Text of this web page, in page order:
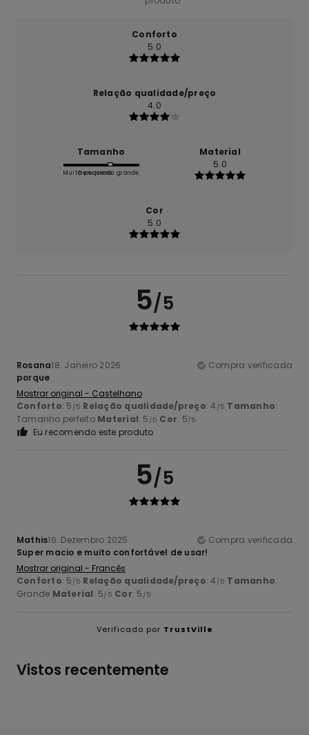
Conforto
5.0
Relação qualidade/preço
4.0
Tamanho
Muito pequeno
Demasiado grande
Material
5.0
Cor
5.0
5/5
Rosana18. Janeiro 2026
Compra verificada
porque
Mostrar original - Castelhano
Conforto: 5 /5 Relação qualidade/preço: 4 /5 Tamanho:
Tamanho perfeito Material: 5 /5 Cor: 5/5
Eu recomendo este produto
5/5
Mathis16. Dezembro 2025
Compra verificada
Super macio e muito confortável de usar!
Mostrar original - Francês
Conforto: 5 /5 Relação qualidade/preço: 4 /5 Tamanho:
Grande Material: 5/5 Cor: 5 /5
Verificado por TrustVille
Vistos recentemente